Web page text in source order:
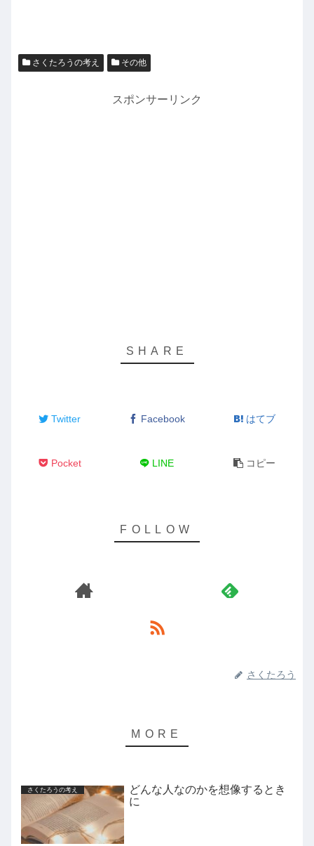
さくたろうの考え その他
スポンサーリンク
Twitter Facebook はてブ
Pocket LINE コピー
さくたろう
さくたろうの考え
どんな人なのかを想像するとき
に